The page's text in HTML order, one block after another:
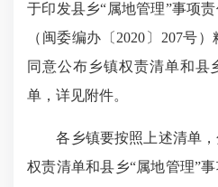
于印发县乡“属地管理”事项
（闽委编办〔2020〕207号
同意公布乡镇权责清单和县
单，详见附件。
各乡镇要按照上述清单，
权责清单和县乡“属地管理”